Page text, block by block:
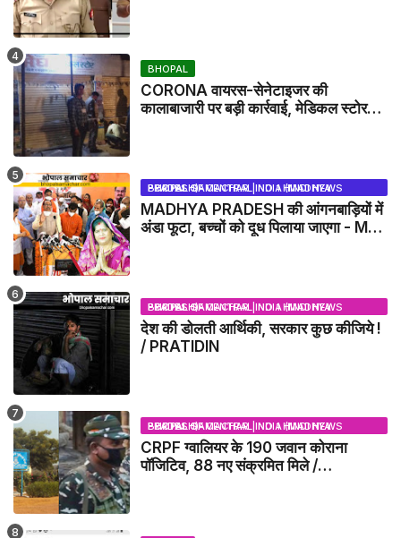
BHOPAL
CORONA वायरस-सेनेटाइजर की
कालाबाजारी पर बड़ी कार्रवाई, मेडिकल स्टोर
BHOPAL SAMACHAR | NO 1 HINDI NEWS PORTAL OF CENTRAL INDIA (MADHYA PRADESH)
MADHYA PRADESH की आंगनबाड़ियों में
अंडा फूटा, बच्चों को दूध पिलाया जाएगा - MP
BHOPAL SAMACHAR | NO 1 HINDI NEWS PORTAL OF CENTRAL INDIA (MADHYA PRADESH)
देश की डोलती आर्थिकी, सरकार कुछ कीजिये !
/ PRATIDIN
BHOPAL SAMACHAR | NO 1 HINDI NEWS PORTAL OF CENTRAL INDIA (MADHYA PRADESH)
CRPF ग्वालियर के 190 जवान कोराना
पॉजिटिव, 88 नए संक्रमित मिले /